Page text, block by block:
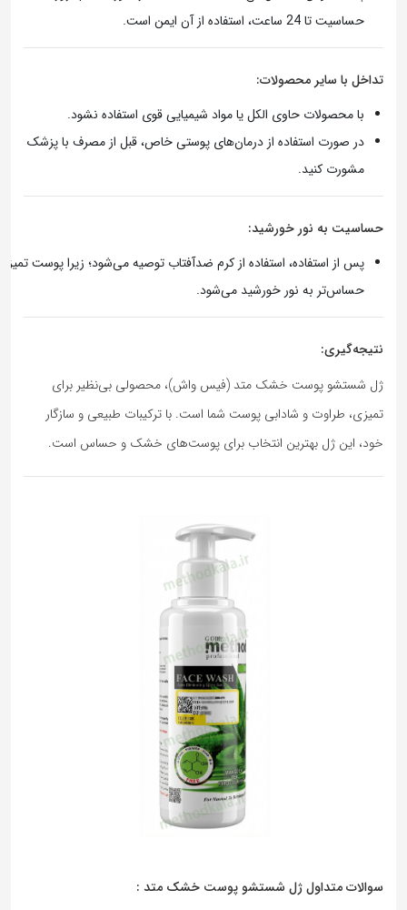
حساسیت تا 24 ساعت، استفاده از آن ایمن است.
تداخل با سایر محصولات:
با محصولات حاوی الکل یا مواد شیمیایی قوی استفاده نشود.
در صورت استفاده از درمان‌های پوستی خاص، قبل از مصرف با پزشک
مشورت کنید.
حساسیت به نور خورشید:
پس از استفاده، استفاده از کرم ضدآفتاب توصیه می‌شود؛ زیرا پوست تمیز
حساس‌تر به نور خورشید می‌شود.
نتیجه‌گیری:
ژل شستشو پوست خشک متد (فیس واش)، محصولی بی‌نظیر برای
تمیزی، طراوت و شادابی پوست شما است. با ترکیبات طبیعی و سازگار
خود، این ژل بهترین انتخاب برای پوست‌های خشک و حساس است.
سوالات متداول ژل شستشو پوست خشک متد :